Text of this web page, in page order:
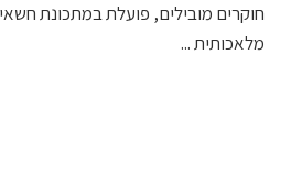
חוקרים מובילים, פועלת במתכונת
מלאכותית ...